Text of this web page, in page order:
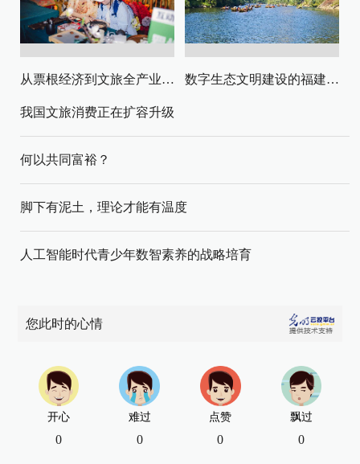
从票根经济到文旅全产业链升级 数字生态文明建设的福建路径与启示
我国文旅消费正在扩容升级
何以共同富裕？
脚下有泥土，理论才能有温度
人工智能时代青少年数智素养的战略培育
您此时的心情
开心
0
难过
0
点赞
0
飘过
0